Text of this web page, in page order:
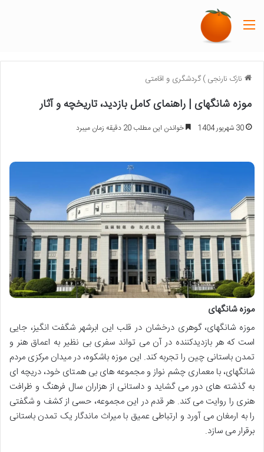
نازک نارنجی)گردشگری و اقامتی
موزه شانگهای | راهنمای کامل بازدید، تاریخچه و آثار
30 شهریور 1404 خواندن این مطلب 20 دقیقه زمان میبرد
موزه شانگهای
موزه شانگهای، گوهری درخشان در قلب این ابرشهر شگفت انگیز، جایی
است که هر بازدیدکننده در آن می تواند سفری بی نظیر به اعماق هنر و
تمدن باستانی چین را تجربه کند. این موزه باشکوه، در میدان مرکزی مردم
شانگهای، با معماری چشم نواز و مجموعه های بی همتای خود، دریچه ای
به گذشته های دور می گشاید و داستانی از هزاران سال فرهنگ و ظرافت
هنری را روایت می کند. هر قدم در این مجموعه، حسی از کشف و شگفتی
را به ارمغان می آورد و ارتباطی عمیق با میراث ماندگار یک تمدن باستانی
برقرار می سازد.